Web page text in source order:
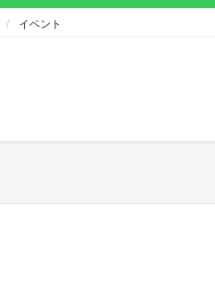
イベント